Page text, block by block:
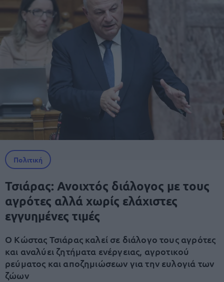
Πολιτική
Τσιάρας: Ανοιχτός διάλογος με τους
αγρότες αλλά χωρίς ελάχιστες
εγγυημένες τιμές
Ο Κώστας Τσιάρας καλεί σε διάλογο τους αγρότες
και αναλύει ζητήματα ενέργειας, αγροτικού
ρεύματος και αποζημιώσεων για την ευλογιά των
ζώων